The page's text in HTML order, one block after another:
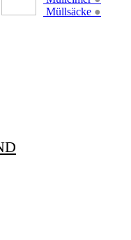
Müllsäcke ●